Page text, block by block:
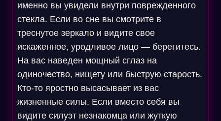
именно вы увидели внутри поврежденного
стекла. Если во сне вы смотрите в
треснутое зеркало и видите свое
искаженное, уродливое лицо — берегитесь.
На вас наведен мощный сглаз на
одиночество, нищету или быструю старость.
Кто-то яростно высасывает из вас
жизненные силы. Если вместо себя вы
видите силуэт незнакомца или жуткую